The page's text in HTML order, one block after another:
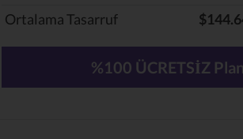
Ortalama Tasarruf
%100 ÜCRETSİZ Plan